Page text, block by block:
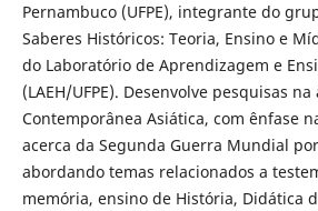
Pernambuco (UFPE), integrante do
Saberes Históricos: Teoria, Ensino e
do Laboratório de Aprendizagem e
(LAEH/UFPE). Desenvolve pesquisas
Contemporânea Asiática, com ênfase
acerca da Segunda Guerra Mundial
abordando temas relacionados a
memória, ensino de História, Didática